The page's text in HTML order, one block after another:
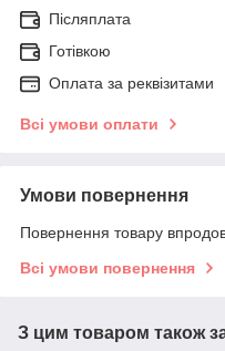
Післяплата
Готівкою
Оплата за реквізитами
Всі умови оплати
Умови повернення
Повернення товару
Всі умови повернення
З цим товаром також